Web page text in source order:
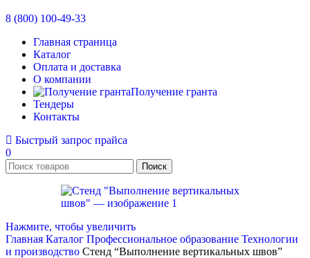
8 (800) 100-49-33
Главная страница
Каталог
Оплата и доставка
О компании
Получение гранта
Тендеры
Контакты
Быстрый запрос прайса
0
Поиск
Нажмите, чтобы увеличить
Главная Каталог Профессиональное образование Технологии
и производство Стенд “Выполнение вертикальных швов”